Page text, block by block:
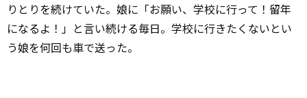
りとりを続けていた。娘に「お願い、学校に行って！留年
になるよ！」と言い続ける毎日。学校に行きたくないとい
う娘を何回も車で送った。